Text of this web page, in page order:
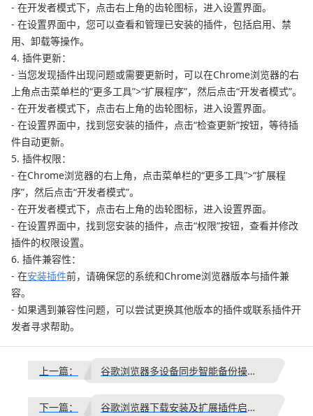
- 在开发者模式下，点击右上角的齿轮图标，进入设置界面。
- 在设置界面中，您可以查看和管理已安装的插件，包括启用、禁
用、卸载等操作。
4. 插件更新：
- 当您发现插件出现问题或需要更新时，可以在Chrome浏览器的右
上角点击菜单栏的“更多工具”>“扩展程序”，然后点击“开发者模式”。
- 在开发者模式下，点击右上角的齿轮图标，进入设置界面。
- 在设置界面中，找到您安装的插件，点击“检查更新”按钮，等待插
件自动更新。
5. 插件权限：
- 在Chrome浏览器的右上角，点击菜单栏的“更多工具”>“扩展程
序”，然后点击“开发者模式”。
- 在开发者模式下，点击右上角的齿轮图标，进入设置界面。
- 在设置界面中，找到您安装的插件，点击“权限”按钮，查看并修改
插件的权限设置。
6. 插件兼容性：
- 在安装插件前，请确保您的系统和Chrome浏览器版本与插件兼
容。
- 如果遇到兼容性问题，可以尝试更换其他版本的插件或联系插件开
发者寻求帮助。
上一篇： 谷歌浏览器多设备同步智能备份操作指南
下一篇： 谷歌浏览器下载安装及扩展插件启用与管理操作方法